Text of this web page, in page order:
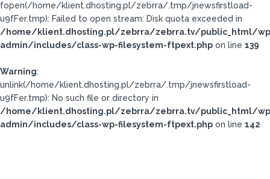
fopen(/home/klient.dhosting.pl/zebrra/.tmp/jnewsfirstload-
u9fFer.tmp): Failed to open stream: Disk quota exceeded in
/home/klient.dhosting.pl/zebrra/zebrra.tv/public_html/
admin/includes/class-wp-filesystem-ftpext.php on line 139
Warning:
unlink(/home/klient.dhosting.pl/zebrra/.tmp/jnewsfirstload-
u9fFer.tmp): No such file or directory in
/home/klient.dhosting.pl/zebrra/zebrra.tv/public_html/
admin/includes/class-wp-filesystem-ftpext.php on line 142